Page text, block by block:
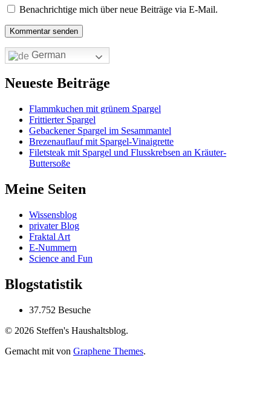
Benachrichtige mich über neue Beiträge via E-Mail.
German
Neueste Beiträge
Flammkuchen mit grünem Spargel
Frittierter Spargel
Gebackener Spargel im Sesammantel
Brezenauflauf mit Spargel-Vinaigrette
Filetsteak mit Spargel und Flusskrebsen an Kräuter-
Buttersoße
Meine Seiten
Wissensblog
privater Blog
Fraktal Art
E-Nummern
Science and Fun
Blogstatistik
37.752 Besuche
© 2026 Steffen's Haushaltsblog.
Gemacht mit von Graphene Themes.